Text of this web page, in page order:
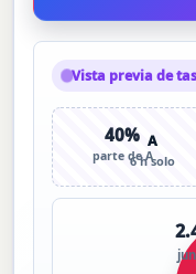
Vista previa de
40%
parte de A
A
6 h solo